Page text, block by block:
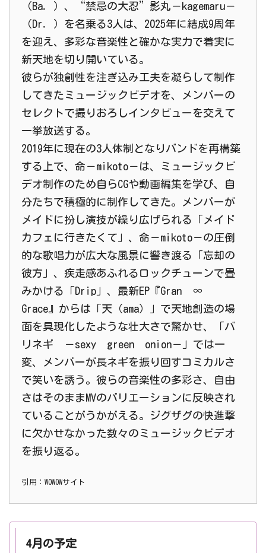
（Ba．）、“禁忌の大忍”影丸－kagemaru－
（Dr．）を名乗る3人は、2025年に結成9周年
を迎え、多彩な音楽性と確かな実力で着実に
新天地を切り開いている。
彼らが独創性を注ぎ込み工夫を凝らして制作
してきたミュージックビデオを、メンバーの
セレクトで撮りおろしインタビューを交えて
一挙放送する。
2019年に現在の3人体制となりバンドを再構築
する上で、命－mikoto－は、ミュージックビ
デオ制作のため自らCGや動画編集を学び、自
分たちで積極的に制作してきた。メンバーが
メイドに扮し演技が繰り広げられる「メイド
カフェに行きたくて」、命－mikoto－の圧倒
的な歌唱力が広大な風景に響き渡る「忘却の
彼方」、疾走感あふれるロックチューンで畳
みかける「Drip」、最新EP『Gran ∞
Grace』からは「天（ama）」で天地創造の場
面を具現化したような壮大さで驚かせ、「バ
リネギ －sexy green onion－」では一
変、メンバーが長ネギを振り回すコミカルさ
で笑いを誘う。彼らの音楽性の多彩さ、自由
さはそのままMVのバリエーションに反映され
ていることがうかがえる。ジグザグの快進撃
に欠かせなかった数々のミュージックビデオ
を振り返る。
引用：WOWOWサイト
4月の予定